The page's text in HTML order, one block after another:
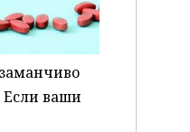
Если ваши